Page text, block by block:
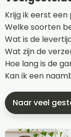
Krijg ik eerst
Welke soorten
Wat is de
Wat zijn de
Hoe lang is de
Kan ik een
Naar veel